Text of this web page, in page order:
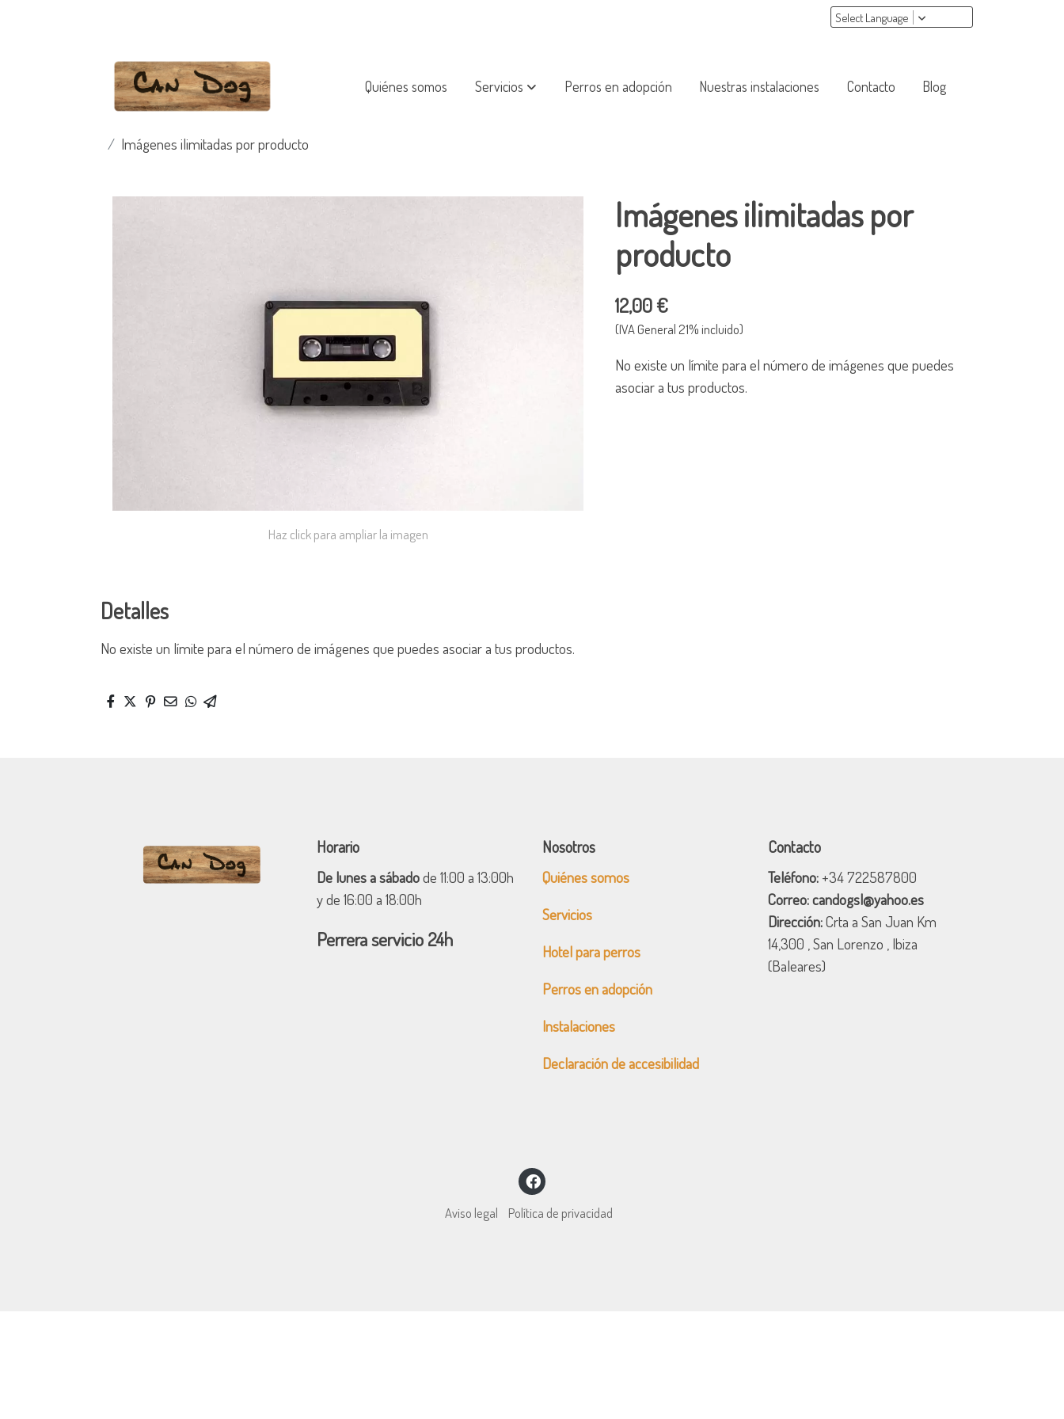
Select Language
Quiénes somos Servicios Perros en adopción Nuestras instalaciones Contacto Blog
Imágenes ilimitadas por producto
Haz click para ampliar la imagen
Detalles
No existe un límite para el número de imágenes que puedes asociar a tus productos.
Imágenes ilimitadas por
producto
12,00 €
(IVA General 21% incluido)
No existe un límite para el número de imágenes que puedes
asociar a tus productos.
Horario
De lunes a sábadode 11:00 a 13:00h
y de 16:00 a 18:00h
Perrera servicio 24h
Nosotros
Quiénes somos
Servicios
Hotel para perros
Perros en adopción
Instalaciones
Declaración de accesibilidad
Contacto
Teléfono: +34 722587800
Correo:candogsl@yahoo.es
Dirección:Crta a San Juan Km
14,300 , San Lorenzo , Ibiza
(Baleares)
Aviso legal Política de privacidad